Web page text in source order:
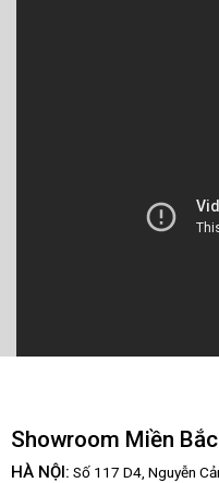
Showroom Miền Bắc
HÀ NỘI: Số 117 D4, Nguyễn